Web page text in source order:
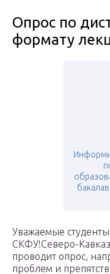
Опрос по
формату
Уважаемые
СКФУ!Северо-
проводит опрос,
проблем и